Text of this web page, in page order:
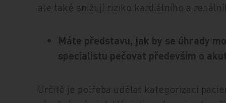
ale také snižují riziko kardiálního a
Máte představu, jak by se úhrady
specialistu pečovat především o
Určitě je potřeba udělat kategorizaci